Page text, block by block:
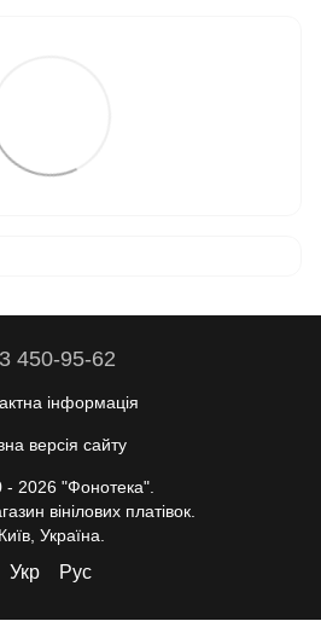
450-95-62
інформація
версія сайту
2026 "Фонотека".
вінілових платівок.
Київ, Україна.
Укр Рус